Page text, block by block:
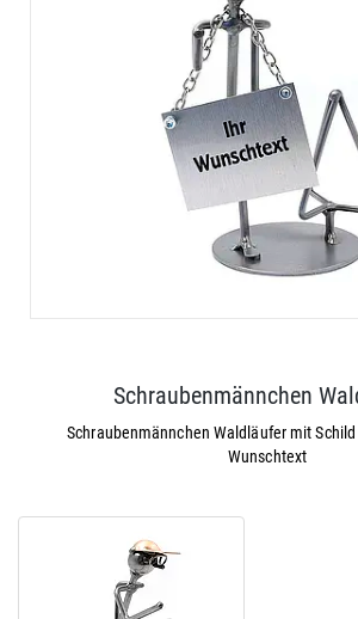
Schraubenmännchen
Schraubenmännchen Waldläufer mit
Wunschtext